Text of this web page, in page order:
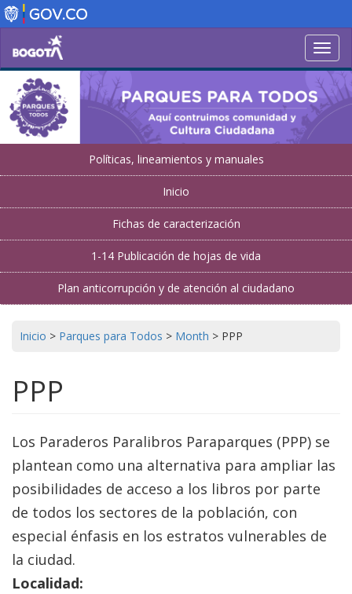
Skip
to
content
Políticas, lineamientos y manuales
Inicio
Fichas de caracterización
1-14 Publicación de hojas de vida
Plan anticorrupción y de atención al ciudadano
Inicio > Parques para Todos > Month > PPP
PPP
Los Paraderos Paralibros Paraparques (PPP) se
plantean como una alternativa para ampliar las
posibilidades de acceso a los libros por parte
de todos los sectores de la población, con
especial énfasis en los estratos vulnerables de
la ciudad.
Localidad: